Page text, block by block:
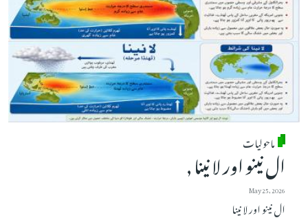
ماحولیات
ال نینو اور لا نینا ,
May 25, 2026
ال نینو اور لا نینا